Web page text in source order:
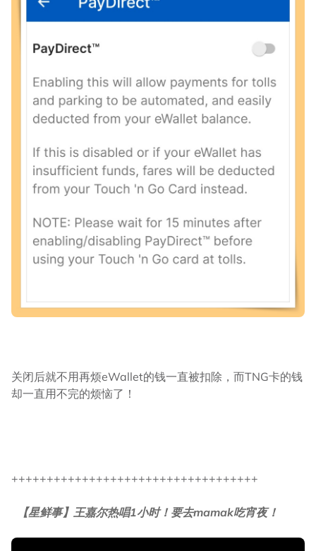
关闭后就不用再烦eWallet的钱一直被扣除，而TNG卡的钱
却一直用不完的烦恼了！
+++++++++++++++++++++++++++++++++++
【星鲜事】王嘉尔热唱1小时！要去mamak吃宵夜！